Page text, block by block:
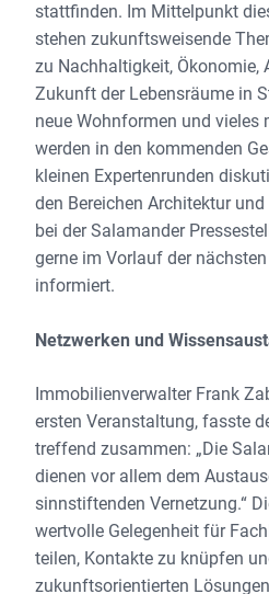
stattfinden. Im Mittelpunkt
stehen zukunftsweisende
zu Nachhaltigkeit, Ökonomie,
Zukunft der Lebensräume in
neue Wohnformen und vieles
werden in den kommenden
kleinen Expertenrunden
den Bereichen Architektur
bei der Salamander
gerne im Vorlauf der
informiert.
Netzwerken und
Immobilienverwalter Frank
ersten Veranstaltung, fasste
treffend zusammen: „Die
dienen vor allem dem
sinnstiftenden Vernetzung.“
wertvolle Gelegenheit für
teilen, Kontakte zu knüpfen
zukunftsorientierten